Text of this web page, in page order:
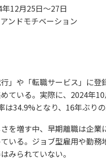
年12月25日～27日
ンドモチベーション
」や「転職サービス」に
ている。実際に、2024年
は34.9%となり、16年ぶりの
を増す中、早期離職は企
いる。ジョブ型雇用や勤
みられていない。